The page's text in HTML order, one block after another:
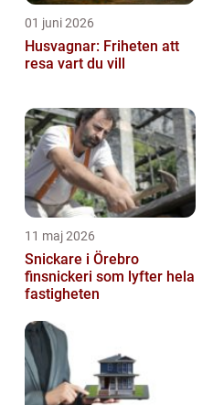
01 juni 2026
Husvagnar: Friheten att
resa vart du vill
11 maj 2026
Snickare i Örebro
finsnickeri som lyfter hela
fastigheten